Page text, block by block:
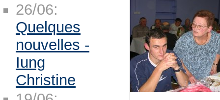
26/06:
Quelques
nouvelles -
Iung
Christine